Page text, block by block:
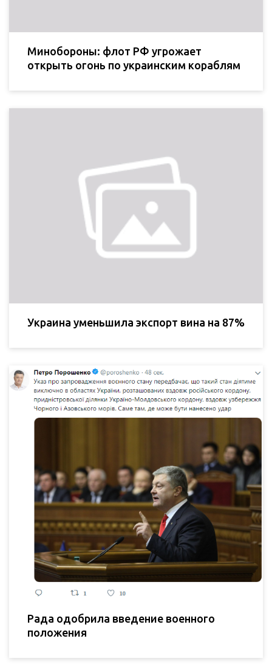
Минобороны: флот РФ угрожает
открыть огонь по украинским кораблям
Украина уменьшила экспорт вина на 87%
Рада одобрила введение военного
положения